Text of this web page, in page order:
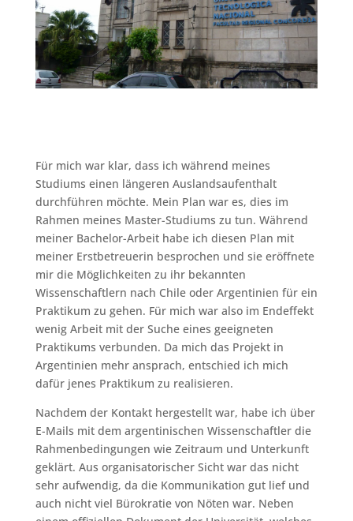
Für mich war klar, dass ich während meines
Studiums einen längeren Auslandsaufenthalt
durchführen möchte. Mein Plan war es, dies im
Rahmen meines Master-Studiums zu tun. Während
meiner Bachelor-Arbeit habe ich diesen Plan mit
meiner Erstbetreuerin besprochen und sie eröffnete
mir die Möglichkeiten zu ihr bekannten
Wissenschaftlern nach Chile oder Argentinien für ein
Praktikum zu gehen. Für mich war also im Endeffekt
wenig Arbeit mit der Suche eines geeigneten
Praktikums verbunden. Da mich das Projekt in
Argentinien mehr ansprach, entschied ich mich
dafür jenes Praktikum zu realisieren.
Nachdem der Kontakt hergestellt war, habe ich über
E-Mails mit dem argentinischen Wissenschaftler die
Rahmenbedingungen wie Zeitraum und Unterkunft
geklärt. Aus organisatorischer Sicht war das nicht
sehr aufwendig, da die Kommunikation gut lief und
auch nicht viel Bürokratie von Nöten war. Neben